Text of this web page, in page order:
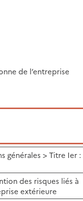
de l’entreprise
générales > Titre Ier :
des risques liés à
extérieure